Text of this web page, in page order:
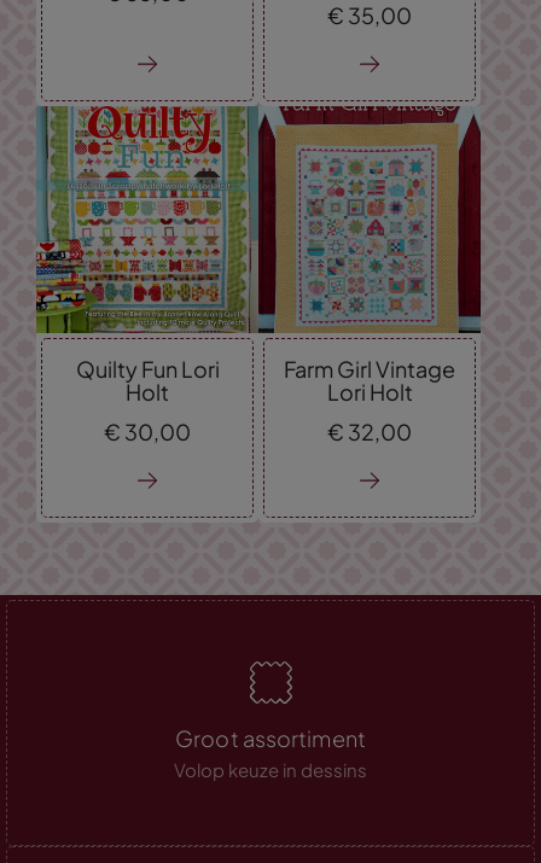
€ 35,00
Quilty Fun Lori
Holt
€ 30,00
Farm Girl Vintage
Lori Holt
€ 32,00
Groot assortiment
Volop keuze in dessins